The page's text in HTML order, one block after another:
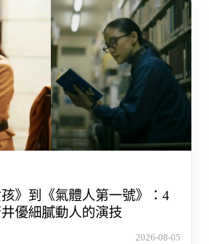
》到《氣體人第一號》：4
優細膩動人的演技
2026-08-05